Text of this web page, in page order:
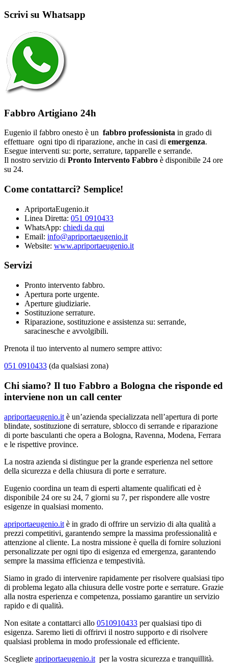
Scrivi su Whatsapp
Fabbro Artigiano 24h
Eugenio il fabbro onesto è un fabbro professionista in grado di
effettuare ogni tipo di riparazione, anche in casi di emergenza.
Esegue interventi su: porte, serrature, tapparelle e serrande.
Il nostro servizio di Pronto Intervento Fabbro è disponibile 24 ore
su 24.
Come contattarci? Semplice!
ApriportaEugenio.it
Linea Diretta: 051 0910433
WhatsApp: chiedi da qui
Email: info@apriportaeugenio.it
Website: www.apriportaeugenio.it
Servizi
Pronto intervento fabbro.
Apertura porte urgente.
Aperture giudiziarie.
Sostituzione serrature.
Riparazione, sostituzione e assistenza su: serrande,
saracinesche e avvolgibili.
Prenota il tuo intervento al numero sempre attivo:
051 0910433 (da qualsiasi zona)
Chi siamo? Il tuo Fabbro a Bologna che risponde ed
interviene non un call center
apriportaeugenio.it è un’azienda specializzata nell’apertura di porte
blindate, sostituzione di serrature, sblocco di serrande e riparazione
di porte basculanti che opera a Bologna, Ravenna, Modena, Ferrara
e le rispettive province.
La nostra azienda si distingue per la grande esperienza nel settore
della sicurezza e della chiusura di porte e serrature.
Eugenio coordina un team di esperti altamente qualificati ed è
disponibile 24 ore su 24, 7 giorni su 7, per rispondere alle vostre
esigenze in qualsiasi momento.
apriportaeugenio.it è in grado di offrire un servizio di alta qualità a
prezzi competitivi, garantendo sempre la massima professionalità e
attenzione al cliente. La nostra missione è quella di fornire soluzioni
personalizzate per ogni tipo di esigenza ed emergenza, garantendo
sempre la massima efficienza e tempestività.
Siamo in grado di intervenire rapidamente per risolvere qualsiasi tipo
di problema legato alla chiusura delle vostre porte e serrature. Grazie
alla nostra esperienza e competenza, possiamo garantire un servizio
rapido e di qualità.
Non esitate a contattarci allo 0510910433 per qualsiasi tipo di
esigenza. Saremo lieti di offrirvi il nostro supporto e di risolvere
qualsiasi problema in modo professionale ed efficiente.
Scegliete apriportaeugenio.it per la vostra sicurezza e tranquillità.